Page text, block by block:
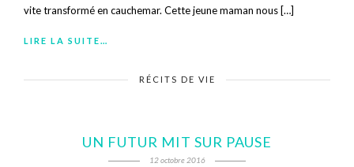
vite transformé en cauchemar. Cette jeune maman nous […]
LIRE LA SUITE…
RÉCITS DE VIE
UN FUTUR MIT SUR PAUSE
12 octobre 2016